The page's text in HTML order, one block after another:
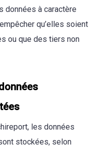
données à caractère
qu’elles soient
ou que des tiers non
les données
stockées, selon